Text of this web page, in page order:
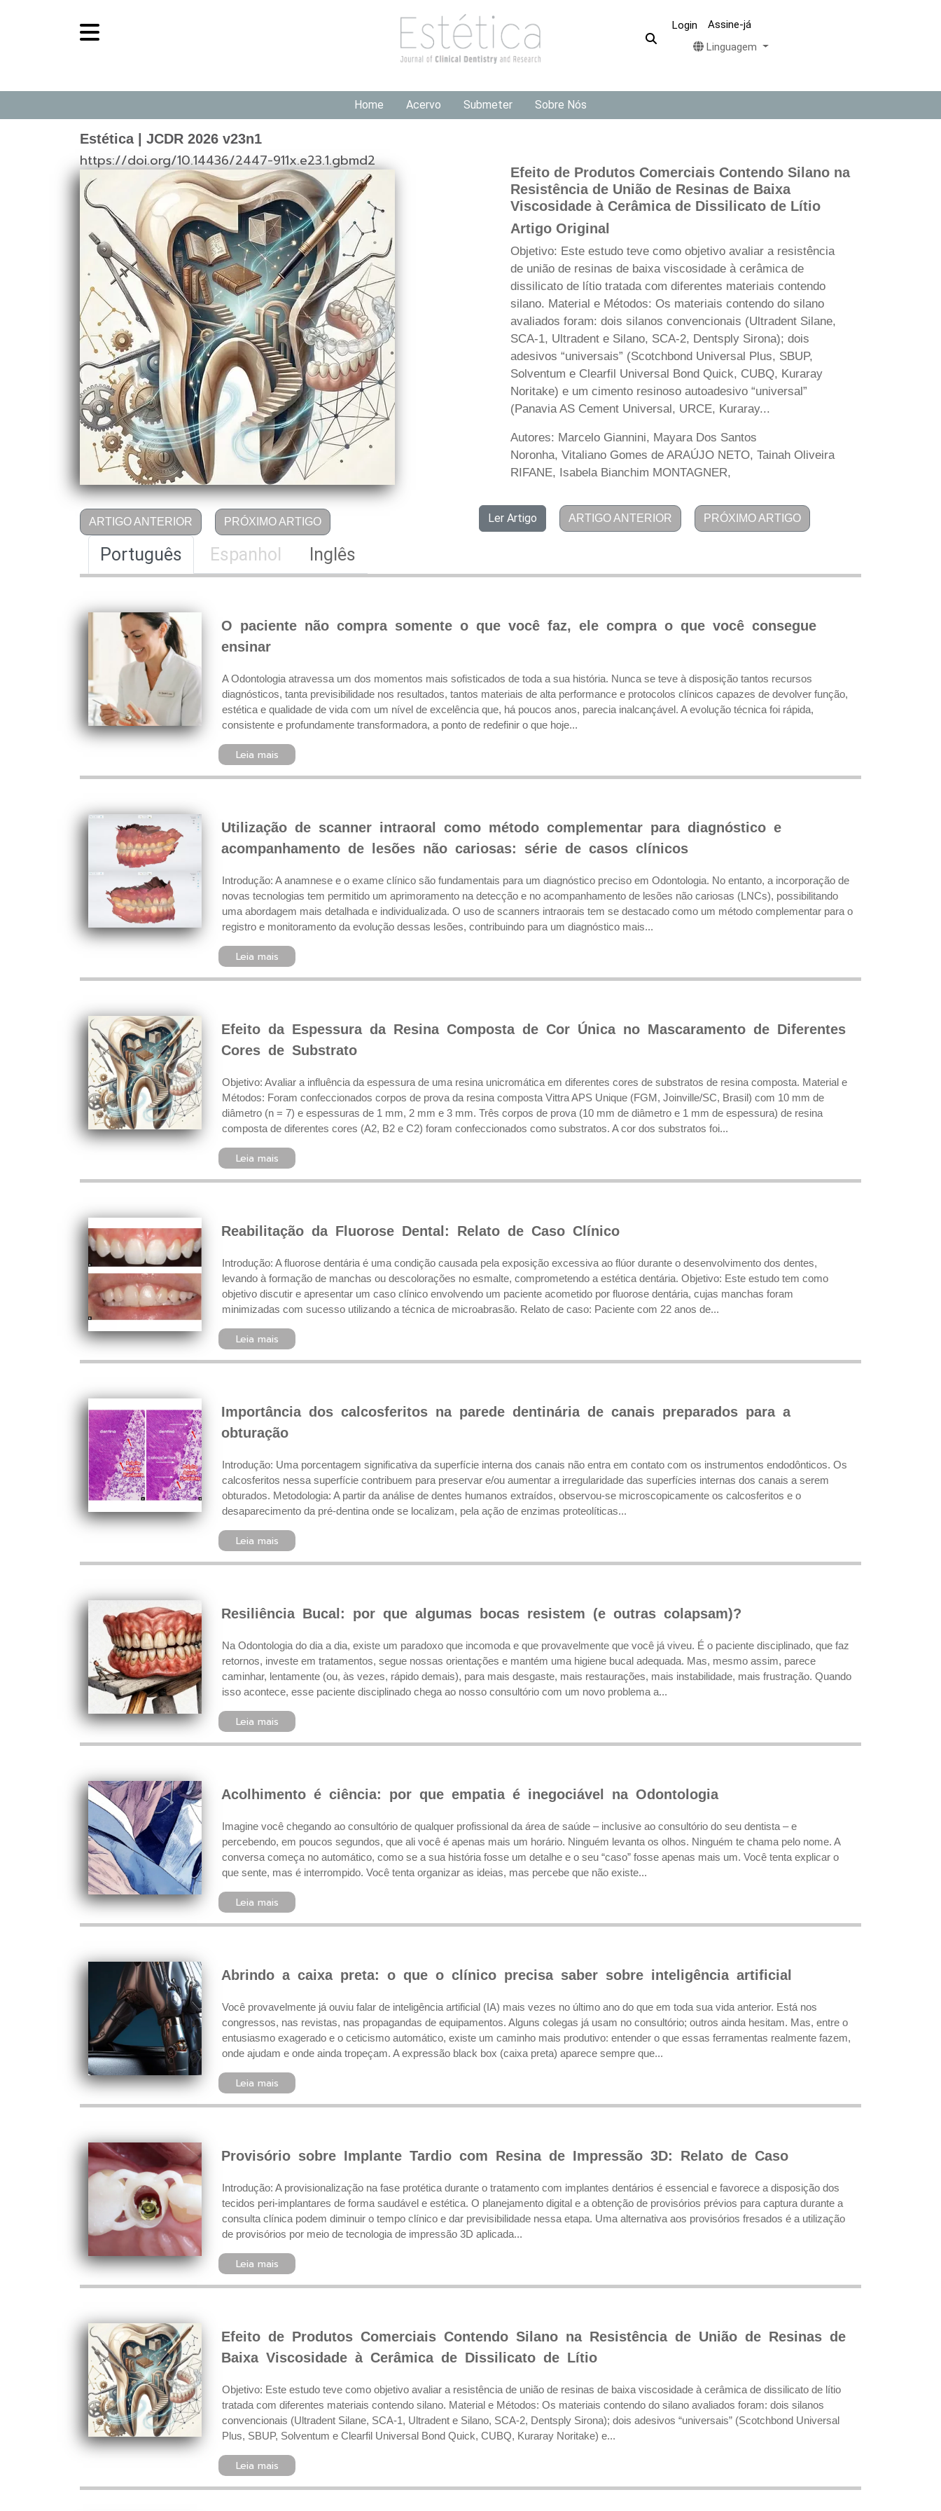
Login
Assine-já
Linguagem
Home Acervo Submeter Sobre Nós
Estética | JCDR 2026 v23n1
https://doi.org/10.14436/2447-911x.e23.1.gbmd2
ARTIGO ANTERIOR PRÓXIMO ARTIGO
Efeito de Produtos Comerciais Contendo Silano na
Resistência de União de Resinas de Baixa
Viscosidade à Cerâmica de Dissilicato de Lítio
Artigo Original
Objetivo: Este estudo teve como objetivo avaliar a resistência
de união de resinas de baixa viscosidade à cerâmica de
dissilicato de lítio tratada com diferentes materiais contendo
silano. Material e Métodos: Os materiais contendo do silano
avaliados foram: dois silanos convencionais (Ultradent Silane,
SCA-1, Ultradent e Silano, SCA-2, Dentsply Sirona); dois
adesivos “universais” (Scotchbond Universal Plus, SBUP,
Solventum e Clearfil Universal Bond Quick, CUBQ, Kuraray
Noritake) e um cimento resinoso autoadesivo “universal”
(Panavia AS Cement Universal, URCE, Kuraray...
Autores: Marcelo Giannini, Mayara Dos Santos
Noronha, Vitaliano Gomes de ARAÚJO NETO, Tainah Oliveira
RIFANE, Isabela Bianchim MONTAGNER,
Ler Artigo ARTIGO ANTERIOR PRÓXIMO ARTIGO
Português Espanhol Inglês
O paciente não compra somente o que você faz, ele compra o que você consegue
ensinar
A Odontologia atravessa um dos momentos mais sofisticados de toda a sua história. Nunca se teve à disposição tantos recursos
diagnósticos, tanta previsibilidade nos resultados, tantos materiais de alta performance e protocolos clínicos capazes de devolver função,
estética e qualidade de vida com um nível de excelência que, há poucos anos, parecia inalcançável. A evolução técnica foi rápida,
consistente e profundamente transformadora, a ponto de redefinir o que hoje...
Leia mais
Utilização de scanner intraoral como método complementar para diagnóstico e
acompanhamento de lesões não cariosas: série de casos clínicos
Introdução: A anamnese e o exame clínico são fundamentais para um diagnóstico preciso em Odontologia. No entanto, a incorporação de
novas tecnologias tem permitido um aprimoramento na detecção e no acompanhamento de lesões não cariosas (LNCs), possibilitando
uma abordagem mais detalhada e individualizada. O uso de scanners intraorais tem se destacado como um método complementar para o
registro e monitoramento da evolução dessas lesões, contribuindo para um diagnóstico mais...
Leia mais
Efeito da Espessura da Resina Composta de Cor Única no Mascaramento de Diferentes
Cores de Substrato
Objetivo: Avaliar a influência da espessura de uma resina unicromática em diferentes cores de substratos de resina composta. Material e
Métodos: Foram confeccionados corpos de prova da resina composta Vittra APS Unique (FGM, Joinville/SC, Brasil) com 10 mm de
diâmetro (n = 7) e espessuras de 1 mm, 2 mm e 3 mm. Três corpos de prova (10 mm de diâmetro e 1 mm de espessura) de resina
composta de diferentes cores (A2, B2 e C2) foram confeccionados como substratos. A cor dos substratos foi...
Leia mais
Reabilitação da Fluorose Dental: Relato de Caso Clínico
Introdução: A fluorose dentária é uma condição causada pela exposição excessiva ao flúor durante o desenvolvimento dos dentes,
levando à formação de manchas ou descolorações no esmalte, comprometendo a estética dentária. Objetivo: Este estudo tem como
objetivo discutir e apresentar um caso clínico envolvendo um paciente acometido por fluorose dentária, cujas manchas foram
minimizadas com sucesso utilizando a técnica de microabrasão. Relato de caso: Paciente com 22 anos de...
Leia mais
Importância dos calcosferitos na parede dentinária de canais preparados para a
obturação
Introdução: Uma porcentagem significativa da superfície interna dos canais não entra em contato com os instrumentos endodônticos. Os
calcosferitos nessa superfície contribuem para preservar e/ou aumentar a irregularidade das superfícies internas dos canais a serem
obturados. Metodologia: A partir da análise de dentes humanos extraídos, observou-se microscopicamente os calcosferitos e o
desaparecimento da pré-dentina onde se localizam, pela ação de enzimas proteolíticas...
Leia mais
Resiliência Bucal: por que algumas bocas resistem (e outras colapsam)?
Na Odontologia do dia a dia, existe um paradoxo que incomoda e que provavelmente que você já viveu. É o paciente disciplinado, que faz
retornos, investe em tratamentos, segue nossas orientações e mantém uma higiene bucal adequada. Mas, mesmo assim, parece
caminhar, lentamente (ou, às vezes, rápido demais), para mais desgaste, mais restaurações, mais instabilidade, mais frustração. Quando
isso acontece, esse paciente disciplinado chega ao nosso consultório com um novo problema a...
Leia mais
Acolhimento é ciência: por que empatia é inegociável na Odontologia
Imagine você chegando ao consultório de qualquer profissional da área de saúde – inclusive ao consultório do seu dentista – e
percebendo, em poucos segundos, que ali você é apenas mais um horário. Ninguém levanta os olhos. Ninguém te chama pelo nome. A
conversa começa no automático, como se a sua história fosse um detalhe e o seu “caso” fosse apenas mais um. Você tenta explicar o
que sente, mas é interrompido. Você tenta organizar as ideias, mas percebe que não existe...
Leia mais
Abrindo a caixa preta: o que o clínico precisa saber sobre inteligência artificial
Você provavelmente já ouviu falar de inteligência artificial (IA) mais vezes no último ano do que em toda sua vida anterior. Está nos
congressos, nas revistas, nas propagandas de equipamentos. Alguns colegas já usam no consultório; outros ainda hesitam. Mas, entre o
entusiasmo exagerado e o ceticismo automático, existe um caminho mais produtivo: entender o que essas ferramentas realmente fazem,
onde ajudam e onde ainda tropeçam. A expressão black box (caixa preta) aparece sempre que...
Leia mais
Provisório sobre Implante Tardio com Resina de Impressão 3D: Relato de Caso
Introdução: A provisionalização na fase protética durante o tratamento com implantes dentários é essencial e favorece a disposição dos
tecidos peri-implantares de forma saudável e estética. O planejamento digital e a obtenção de provisórios prévios para captura durante a
consulta clínica podem diminuir o tempo clínico e dar previsibilidade nessa etapa. Uma alternativa aos provisórios fresados é a utilização
de provisórios por meio de tecnologia de impressão 3D aplicada...
Leia mais
Efeito de Produtos Comerciais Contendo Silano na Resistência de União de Resinas de
Baixa Viscosidade à Cerâmica de Dissilicato de Lítio
Objetivo: Este estudo teve como objetivo avaliar a resistência de união de resinas de baixa viscosidade à cerâmica de dissilicato de lítio
tratada com diferentes materiais contendo silano. Material e Métodos: Os materiais contendo do silano avaliados foram: dois silanos
convencionais (Ultradent Silane, SCA-1, Ultradent e Silano, SCA-2, Dentsply Sirona); dois adesivos “universais” (Scotchbond Universal
Plus, SBUP, Solventum e Clearfil Universal Bond Quick, CUBQ, Kuraray Noritake) e...
Leia mais